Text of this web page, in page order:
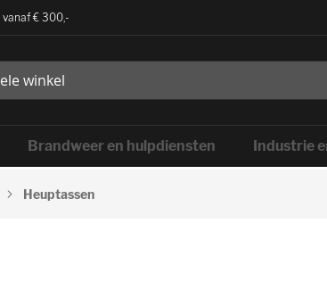
vanaf € 300,-
Brandweer en hulpdiensten Industrie
Heuptassen